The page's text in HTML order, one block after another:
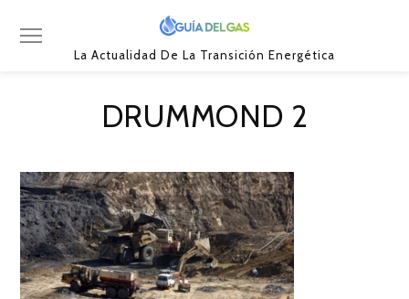
La Actualidad De La Transición Energética
DRUMMOND 2